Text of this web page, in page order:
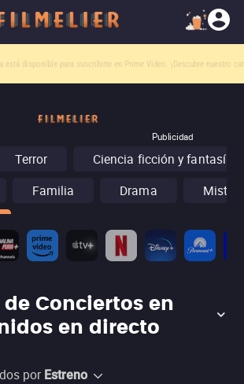
está disponible para suscribirte en Prime Video. ¡Descubre nuestro
Publicidad
Terror
Ciencia ficción y fantasía
Familia Drama
Conciertos en
en directo
por Estreno